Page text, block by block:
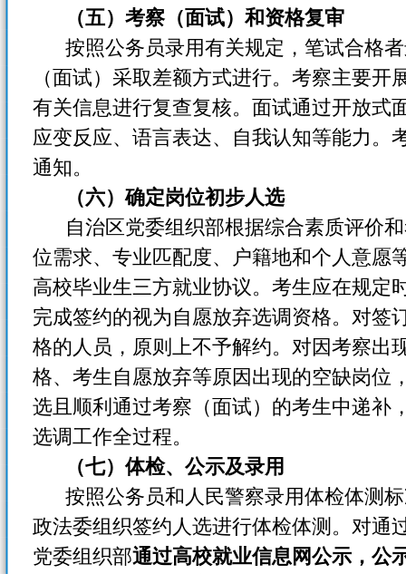
（五）考察（面试）和资格复审
按照公务员录用有关规定，笔试合格者
（面试）采取差额方式进行。考察主要
有关信息进行复查复核。面试通过开放式
应变反应、语言表达、自我认知等能力。
通知。
（六）确定岗位初步人选
自治区党委组织部根据综合素质评价和
位需求、专业匹配度、户籍地和个人意愿
高校毕业生三方就业协议。考生应在规定
完成签约的视为自愿放弃选调资格。对签
格的人员，原则上不予解约。对因考察出
格、考生自愿放弃等原因出现的空缺岗位
选且顺利通过考察（面试）的考生中递补
选调工作全过程。
（七）体检、公示及录用
按照公务员和人民警察录用体检体测标
政法委组织签约人选进行体检体测。对通
党委组织部通过高校就业信息网公示，公